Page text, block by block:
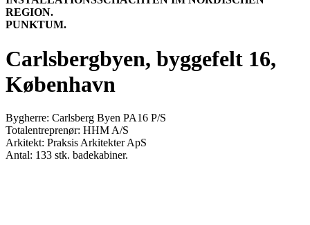
REGION.
PUNKTUM.
Carlsbergbyen, byggefelt 16,
København
Bygherre: Carlsberg Byen PA16 P/S
Totalentreprenør: HHM A/S
Arkitekt: Praksis Arkitekter ApS
Antal: 133 stk. badekabiner.